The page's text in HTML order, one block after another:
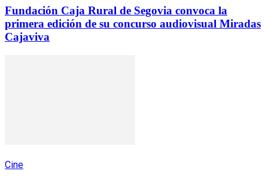
Fundación Caja Rural de Segovia convoca la
primera edición de su concurso audiovisual Miradas
Cajaviva
Cine